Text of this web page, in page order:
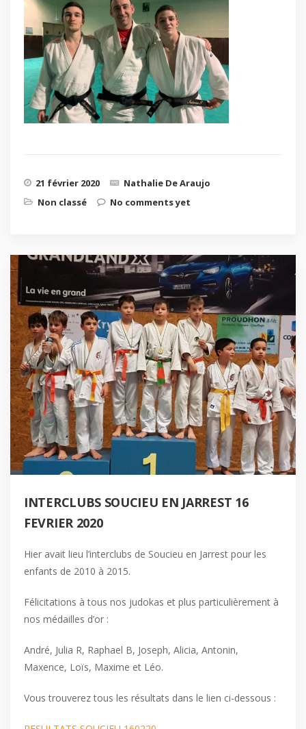
21 février 2020
Nathalie De Araujo
Non classé
No comments yet
INTERCLUBS SOUCIEU EN JARREST 16
FEVRIER 2020
Hier avait lieu l’interclubs de Soucieu en Jarrest pour les
enfants de 2010 à 2015.
Félicitations à tous nos judokas et plus particulièrement à
nos médailles d’or :
André, Julia R, Raphael B, Joseph, Alicia, Antonin,
Maxence, Loïs, Maxime et Léo.
Vous trouverez tous les résultats dans le lien ci-dessous :